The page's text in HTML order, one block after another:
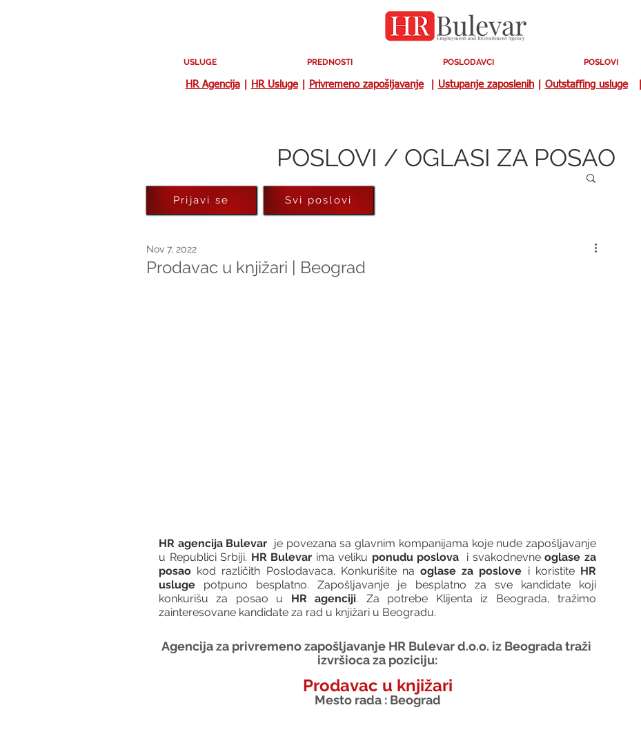
USLUGE PREDNOSTI POSLODAVCI POSLOVI
HR Agencija| HR Usluge| Privremeno zapošljavanje| Ustupanje zaposlenih| Outstaffing usluge|
POSLOVI / OGLASI ZA POSAO
Prodavac u knjižari | Beograd
Nov 7, 2022
HR agencija Bulevar
  je povezana sa glavnim kompanijama koje nude zapošljavanje
u Republici Srbiji. HR Bulevar ima veliku ponudu poslova
  i svakodnevne
oglase za
posao kod različith Poslodavaca. Konkurišite na oglase za poslove i koristite HR
usluge potpuno besplatno. Zapošljavanje je besplatno za sve kandidate koji
konkurišu za posao u HR agenciji. Za potrebe Klijenta iz Beograda, tražimo
zainteresovane kandidate za rad u knjižari u Beogradu.
Agencija za privremeno zapošljavanje HR Bulevar d.o.o. iz Beograda traži
izvršioca za poziciju:
Prodavac u knjižari
Mesto rada : Beograd
Prijavi se Svi poslovi